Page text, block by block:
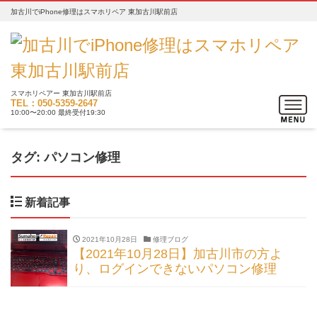
加古川でiPhone修理はスマホリペア 東加古川駅前店
スマホリペアー 東加古川駅前店
TEL：050-5359-2647
10:00〜20:00 最終受付19:30
Toggle
タグ:パソコン修理
新着記事
2021年10月28日 修理ブログ
【2021年10月28日】加古川市の方よ
り、ログインできないパソコン修理